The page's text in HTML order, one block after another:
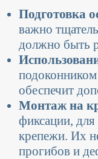
Подготовка
важно
должно быть
обеспечит
Монтаж на
фиксации, для
крепежи. Их
прогибов и